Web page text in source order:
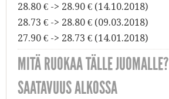
28.80 € -> 28.90 € (14.10.2018)
28.73 € -> 28.80 € (09.03.2018)
27.90 € -> 28.73 € (14.01.2018)
MITÄ RUOKAA TÄLLE JUOMALLE?
SAATAVUUS ALKOSSA